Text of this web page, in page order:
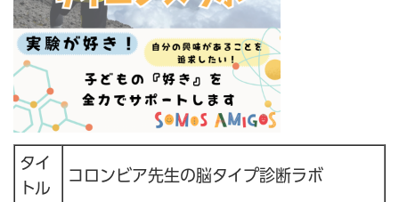
タイ
トル
コロンビア先生の脳タイプ診断ラボ